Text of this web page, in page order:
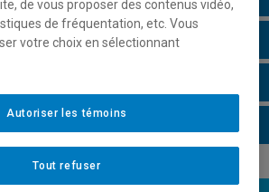
de vous proposer des contenus vidéo,
de fréquentation, etc. Vous
votre choix en sélectionnant
Tout refuser
Autoriser les témoins